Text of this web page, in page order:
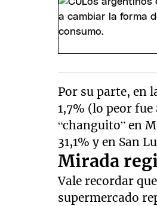
Por su parte, en
1,7% (lo peor
“changuito” en
31,1% y en San
Mirada
Vale recordar
supermercado